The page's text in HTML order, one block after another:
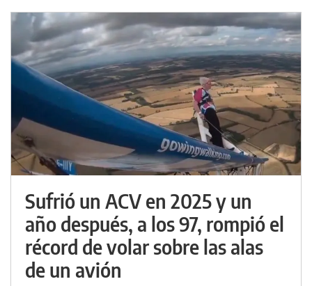
Sufrió un ACV en 2025 y un
año después, a los 97, rompió el
récord de volar sobre las alas
de un avión